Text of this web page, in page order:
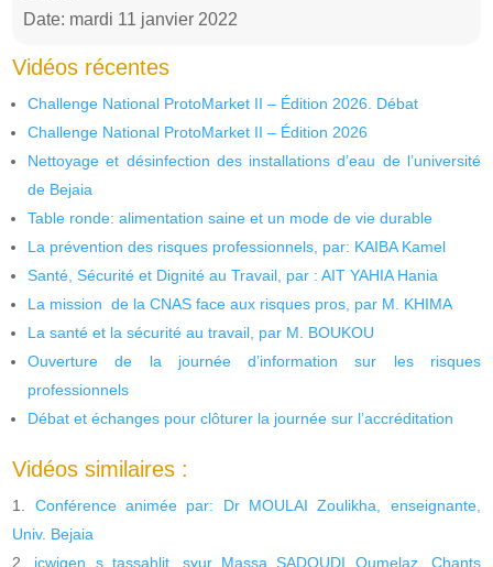
Date: mardi 11 janvier 2022
Vidéos récentes
Challenge National ProtoMarket II – Édition 2026. Débat
Challenge National ProtoMarket II – Édition 2026
Nettoyage et désinfection des installations d’eau de l’université
de Bejaia
Table ronde: alimentation saine et un mode de vie durable
La prévention des risques professionnels, par: KAIBA Kamel
Santé, Sécurité et Dignité au Travail, par : AIT YAHIA Hania
La mission de la CNAS face aux risques pros, par M. KHIMA
La santé et la sécurité au travail, par M. BOUKOU
Ouverture de la journée d’information sur les risques
professionnels
Débat et échanges pour clôturer la journée sur l’accréditation
Vidéos similaires :
Conférence animée par: Dr MOULAI Zoulikha, enseignante,
Univ. Bejaia
icwiqen s tassahlit, sɣur Massa SADOUDI Oumelaz, Chants